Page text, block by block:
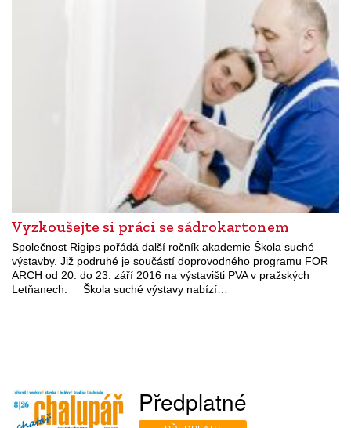
Vyzkoušejte si práci se sádrokartonem
Společnost Rigips pořádá další ročník akademie Škola suché
výstavby. Již podruhé je součástí doprovodného programu FOR
ARCH od 20. do 23. září 2016 na výstavišti PVA v pražských
Letňanech. Škola suché výstavy nabízí…
Předplatné